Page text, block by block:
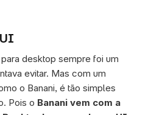
desktop sempre foi um
evitar. Mas com um
o Banani, é tão simples
Pois o Banani vem com a